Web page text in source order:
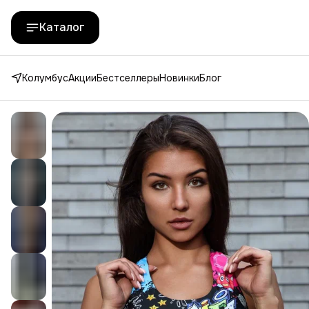
Каталог
КолумбусАкцииБестселлерыНовинкиБлог